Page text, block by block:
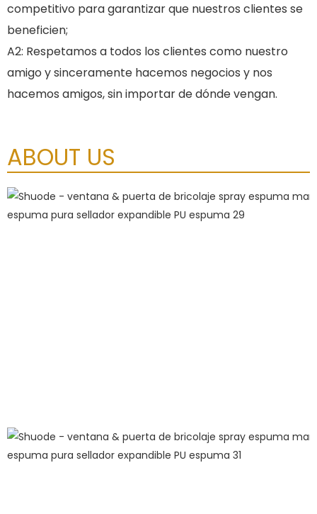
competitivo para garantizar que nuestros clientes se
beneficien;
A2: Respetamos a todos los clientes como nuestro
amigo y sinceramente hacemos negocios y nos
hacemos amigos, sin importar de dónde vengan.
ABOUT US